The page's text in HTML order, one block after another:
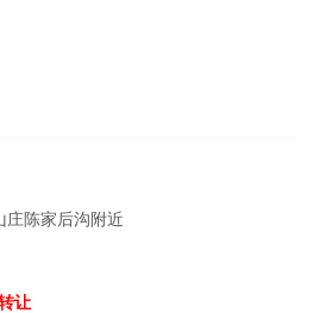
庄陈家后沟附近
让